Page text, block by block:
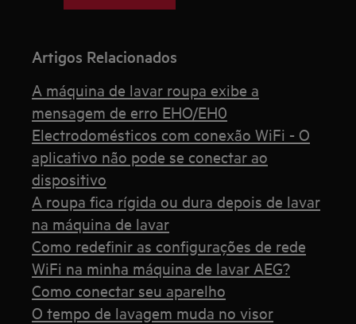
Artigos Relacionados
A máquina de lavar roupa exibe a
mensagem de erro EHO/EH0
Electrodomésticos com conexão WiFi - O
aplicativo não pode se conectar ao
dispositivo
A roupa fica rígida ou dura depois de lavar
na máquina de lavar
Como redefinir as configurações de rede
WiFi na minha máquina de lavar AEG?
Como conectar seu aparelho
O tempo de lavagem muda no visor